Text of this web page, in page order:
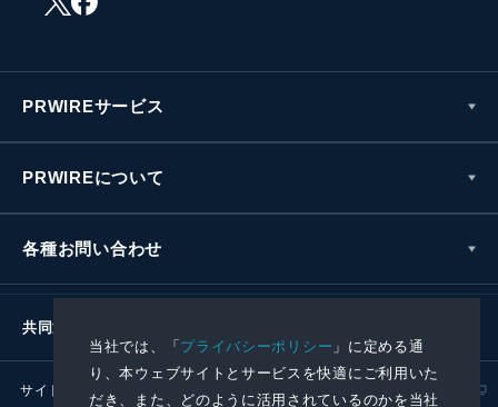
当社では、「プライバシーポリシー 」に定める通
り、本ウェブサイトとサービスを快適にご利用いた
だき、また、どのように活用されているのかを当社
PRWIREサービス
PRWIREについて
各種お問い合わせ
共同通信社グループ
サイトポリシー プライバシーポリシー